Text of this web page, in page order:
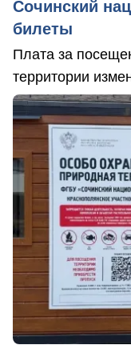
Сочинский
билеты
Плата за
территории